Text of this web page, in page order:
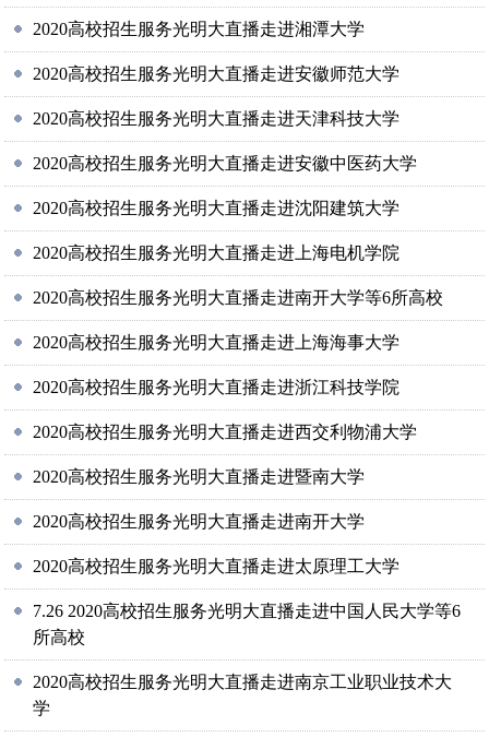
2020高校招生服务光明大直播走进湘潭大学
2020高校招生服务光明大直播走进安徽师范大学
2020高校招生服务光明大直播走进天津科技大学
2020高校招生服务光明大直播走进安徽中医药大学
2020高校招生服务光明大直播走进沈阳建筑大学
2020高校招生服务光明大直播走进上海电机学院
2020高校招生服务光明大直播走进南开大学等6所高校
2020高校招生服务光明大直播走进上海海事大学
2020高校招生服务光明大直播走进浙江科技学院
2020高校招生服务光明大直播走进西交利物浦大学
2020高校招生服务光明大直播走进暨南大学
2020高校招生服务光明大直播走进南开大学
2020高校招生服务光明大直播走进太原理工大学
7.26 2020高校招生服务光明大直播走进中国人民大学等6
所高校
2020高校招生服务光明大直播走进南京工业职业技术大
学